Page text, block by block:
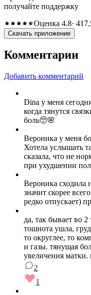
получайте поддержку
Оценка 4.8·
Скачать приложение
Комментарии
Добавить комментарий
Dina у меня
когда тянутся
боль🥺🌸
Вероника у меня
Хотела услышать
сказала, что не
при ухудшении
Вероника
значит скорее
редко отпускает)
да, так бывает во
тошнота ушла,
то округлее, то
и газы. тянущая
увеличения матки.
2
1